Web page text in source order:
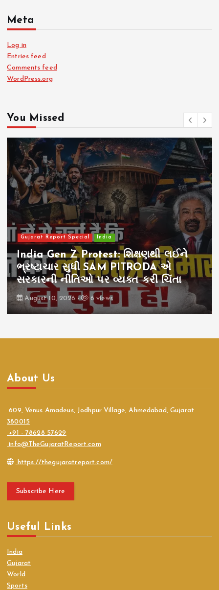
Meta
Log in
Entries feed
Comments feed
WordPress.org
You Missed
Gujarat Report Special India
India Gen Z Protest: શિક્ષણથી લઈને
ભ્રષ્ટાચાર સુધી SAM PITRODA એ
સરકારની નીતિઓ પર વ્યક્ત કરી ચિંતા
August 10, 2026 6 views
About Us
609, Venus Amadeus, Jodhpur Village, Ahmedabad, Gujarat
380015
+91 - 78628 57629
info@TheGujaratReport.com
https://thegujaratreport.com/
Subscribe Here
Useful Links
India
Gujarat
World
Sports